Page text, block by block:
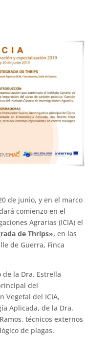
de junio, y en el marco
comienzo en el
Agrarias (ICIA) el
de Thrips», en las
de Guerra, Finca
de la Dra. Estrella
del
Vegetal del ICIA,
Aplicada, de la Dra.
técnicos externos
de plagas.